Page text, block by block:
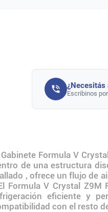
¿Necesitás
Escribinos
Gabinete Formula V
de una estructura
, ofrece un flujo de
Formula V Crystal
eficiente y
con el resto